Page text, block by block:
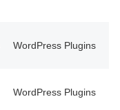
WordPress Plugins
WordPress Plugins